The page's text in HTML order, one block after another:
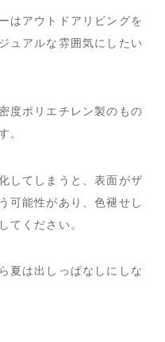
はアウトドアリビングを
ュアルな雰囲気にしたい
度ポリエチレン製のもの
。
してしまうと、表面がザ
可能性があり、色褪せし
てください。
夏は出しっぱなしにしな